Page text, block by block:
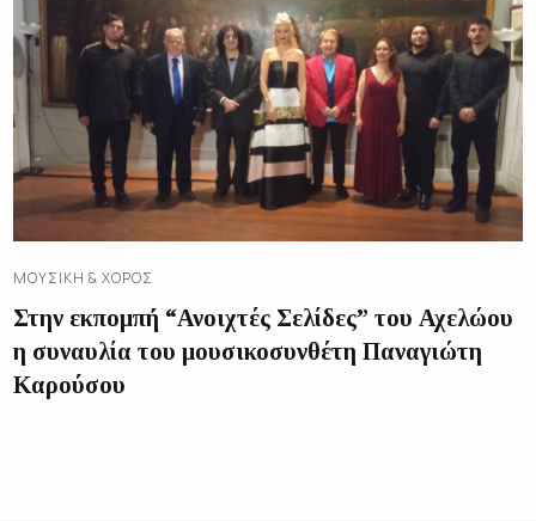
ΜΟΥΣΙΚΉ & ΧΟΡΌΣ
Στην εκπομπή “Ανοιχτές Σελίδες” του Αχελώου
η συναυλία του μουσικοσυνθέτη Παναγιώτη
Καρούσου